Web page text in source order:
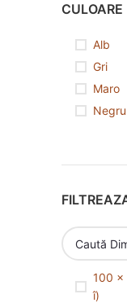
CULOARE
Alb
Gri
Maro
Negru
100 x
î)